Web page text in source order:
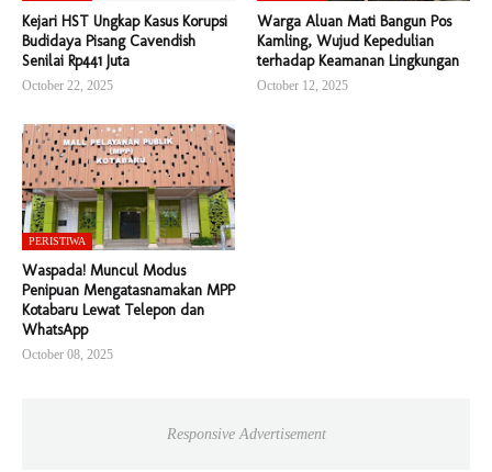
Kejari HST Ungkap Kasus Korupsi
Budidaya Pisang Cavendish
Senilai Rp441 Juta
October 22, 2025
Warga Aluan Mati Bangun Pos
Kamling, Wujud Kepedulian
terhadap Keamanan Lingkungan
October 12, 2025
PERISTIWA
Waspada! Muncul Modus
Penipuan Mengatasnamakan MPP
Kotabaru Lewat Telepon dan
WhatsApp
October 08, 2025
Responsive Advertisement